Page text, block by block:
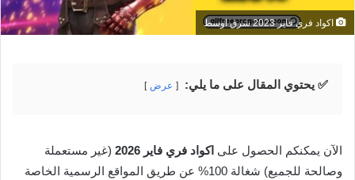
اكواد فري فاير 2023 شرق اوسط
✅ يحتوي المقال على ما يلي: عرض
الآن يمكنكم الحصول على اكواد فري فاير 2026
(غير مستعملة
وصالحة للجميع) شغالة 100% عن طريق المواقع الرسمية الخاصة